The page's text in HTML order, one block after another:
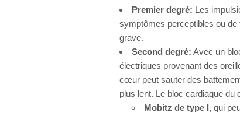
Premier degré: Les
symptômes perceptibles ou de
grave.
Second degré: Avec un
électriques provenant des
cœur peut sauter des
plus lent. Le bloc cardiaque
Mobitz de type I,qui